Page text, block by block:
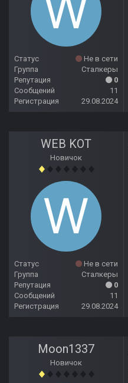
Статус
Не в сети
Группа
Сталкеры
Репутация
0
Сообщений
11
Регистрация
29.08.2024
WEB KOT
Новичок
Статус
Не в сети
Группа
Сталкеры
Репутация
0
Сообщений
11
Регистрация
29.08.2024
Moon1337
Новичок